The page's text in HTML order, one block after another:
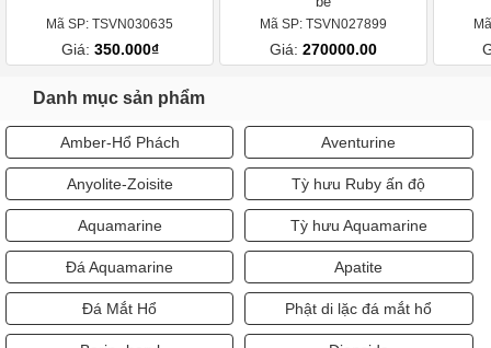
Mã SP: TSVN030635
Giá: 350.000₫
bé
Mã SP: TSVN027899
Giá: 270000.00
Danh mục sản phẩm
Amber-Hổ Phách Aventurine
Anyolite-Zoisite Tỳ hưu Ruby ấn độ
Aquamarine Tỳ hưu Aquamarine
Đá Aquamarine Apatite
Đá Mắt Hổ Phật di lặc đá mắt hổ